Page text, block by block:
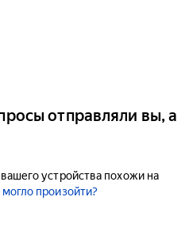
отправляли вы, а
устройства похожи на
произойти?